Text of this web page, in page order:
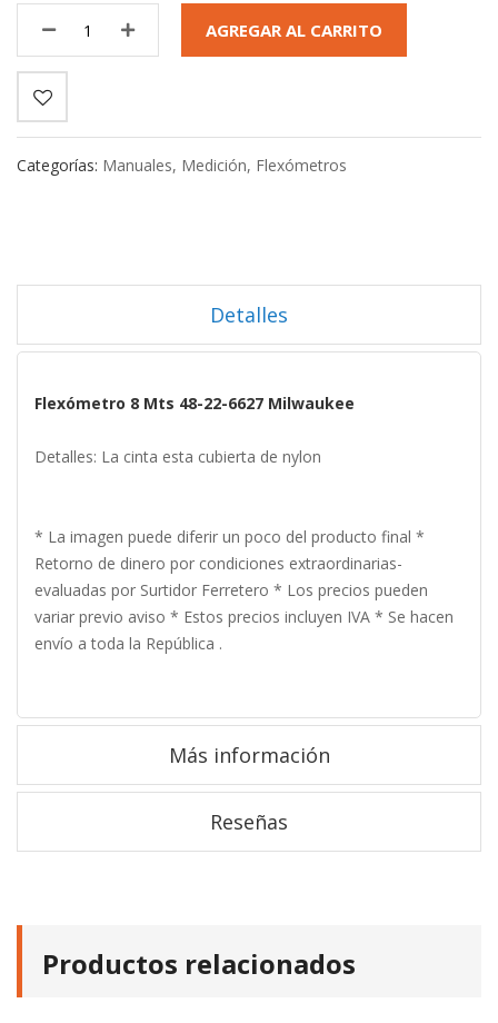
AGREGAR AL CARRITO
Categorías: Manuales, Medición, Flexómetros
Detalles
Flexómetro 8 Mts 48-22-6627 Milwaukee
Detalles: La cinta esta cubierta de nylon
* La imagen puede diferir un poco del producto final *
Retorno de dinero por condiciones extraordinarias-
evaluadas por Surtidor Ferretero * Los precios pueden
variar previo aviso * Estos precios incluyen IVA * Se hacen
envío a toda la República .
Más información
Reseñas
Productos relacionados